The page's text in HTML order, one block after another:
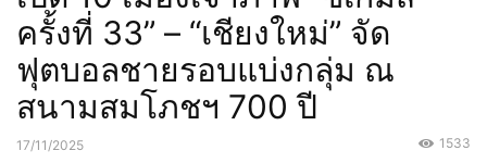
ครั้งที่ 33” – “เชียงใหม่” จัด
ฟุตบอลชายรอบแบ่งกลุ่ม ณ
สนามสมโภชฯ 700 ปี
17/11/2025 1533